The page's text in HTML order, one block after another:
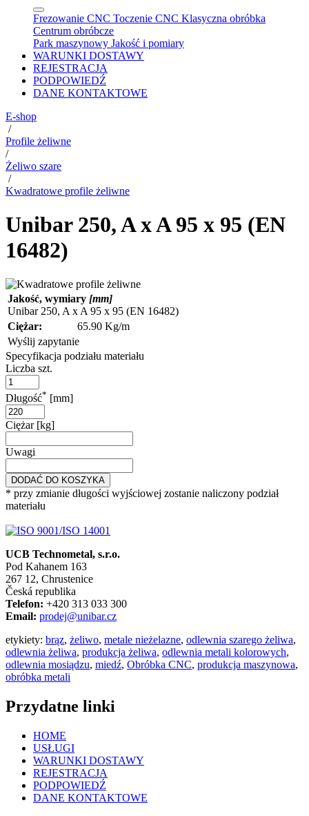
Frezowanie CNC Toczenie CNC Klasyczna obróbka
Centrum obróbcze
Park maszynowy Jakość i pomiary
WARUNKI DOSTAWY
REJESTRACJA
PODPOWIEDŹ
DANE KONTAKTOWE
E-shop
/
Profile żeliwne
/
Żeliwo szare
/
Kwadratowe profile żeliwne
Unibar 250, A x A 95 x 95 (EN
16482)
Jakość, wymiary [mm]
Unibar 250, A x A 95 x 95 (EN 16482)
Ciężar:
65.90 Kg/m
Wyślij zapytanie
Specyfikacja podziału materiału
Liczba szt.
Długość* [mm]
Ciężar [kg]
Uwagi
DODAĆ DO KOSZYKA
* przy zmianie długości wyjściowej zostanie naliczony podział
materiału
UCB Technometal, s.r.o.
Pod Kahanem 163
267 12, Chrustenice
Česká republika
Telefon: +420 313 033 300
Email: prodej@unibar.cz
etykiety: brąz, żeliwo, metale nieżelazne, odlewnia szarego żeliwa,
odlewnia żeliwa, produkcja żeliwa, odlewnia metali kolorowych,
odlewnia mosiądzu, miedź, Obróbka CNC, produkcja maszynowa,
obróbka metali
Przydatne linki
HOME
USŁUGI
WARUNKI DOSTAWY
REJESTRACJA
PODPOWIEDŹ
DANE KONTAKTOWE